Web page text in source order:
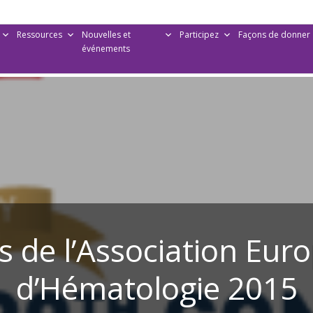
Ressources
Nouvelles et
événements
Participez Façons de donner
de l’Association
d’Hématologie 2015